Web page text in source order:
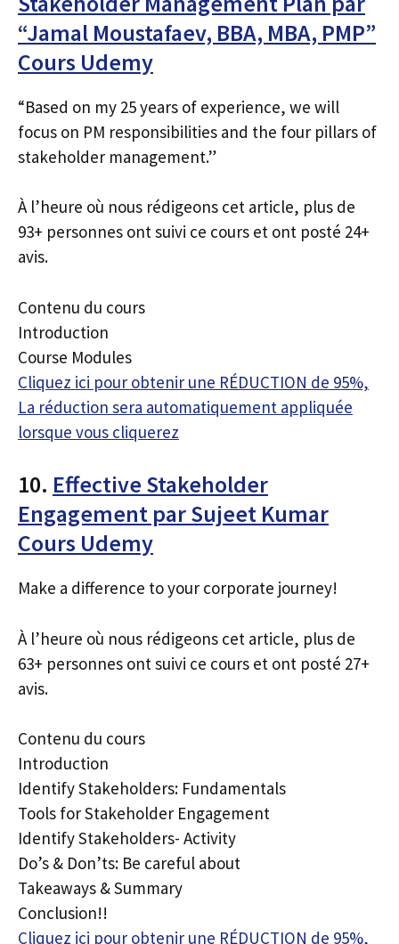
“Jamal Moustafaev, BBA, MBA, PMP”
Cours Udemy
“Based on my 25 years of experience, we will
focus on PM responsibilities and the four pillars of
stakeholder management.”
À l’heure où nous rédigeons cet article, plus de
93+ personnes ont suivi ce cours et ont posté 24+
avis.
Contenu du cours
Introduction
Course Modules
Cliquez ici pour obtenir une RÉDUCTION de 95%,
La réduction sera automatiquement appliquée
lorsque vous cliquerez
10. Effective Stakeholder
Engagement par Sujeet Kumar
Cours Udemy
Make a difference to your corporate journey!
À l’heure où nous rédigeons cet article, plus de
63+ personnes ont suivi ce cours et ont posté 27+
avis.
Contenu du cours
Introduction
Identify Stakeholders: Fundamentals
Tools for Stakeholder Engagement
Identify Stakeholders- Activity
Do’s & Don’ts: Be careful about
Takeaways & Summary
Conclusion!!
Cliquez ici pour obtenir une RÉDUCTION de 95%,